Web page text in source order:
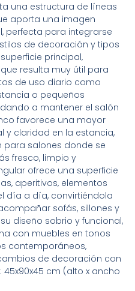
una estructura de líneas
aporta una imagen
perfecta para integrarse
de decoración y tipos
principal,
resulta muy útil para
de uso diario como
o pequeños
a mantener el salón
favorece una mayor
y claridad en la estancia,
para salones donde se
fresco, limpio y
ofrece una superficie
aperitivos, elementos
día a día, convirtiéndola
sofás, sillones y
diseño sobrio y funcional,
con muebles en tonos
contemporáneos,
de decoración con
cm (alto x ancho